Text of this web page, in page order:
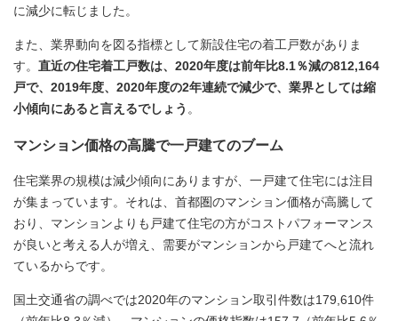
に減少に転じました。
また、業界動向を図る指標として新設住宅の着工戸数がありま
す。 直近の住宅着工戸数は、2020年度は前年比8.1％減の812,164
戸で、2019年度、2020年度の2年連続で減少で、業界としては縮
小傾向にあると言えるでしょう 。
マンション価格の高騰で一戸建てのブーム
住宅業界の規模は減少傾向にありますが、一戸建て住宅には注目
が集まっています。それは、首都圏のマンション価格が高騰して
おり、マンションよりも戸建て住宅の方がコストパフォーマンス
が良いと考える人が増え、需要がマンションから戸建てへと流れ
ているからです。
国土交通省の調べでは2020年のマンション取引件数は179,610件